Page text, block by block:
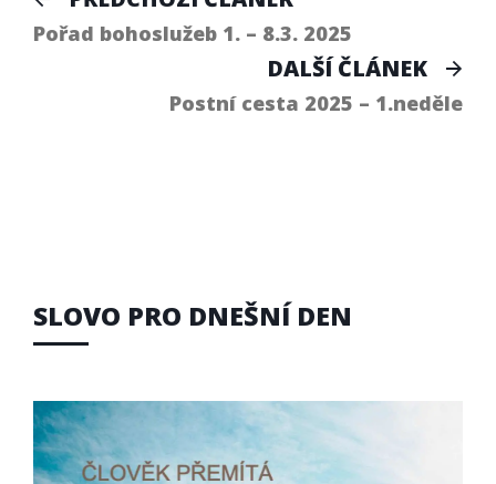
pro
článek:
Pořad bohoslužeb 1. – 8.3. 2025
DALŠÍ ČLÁNEK
Postní cesta 2025 – 1.neděle
SLOVO PRO DNEŠNÍ DEN